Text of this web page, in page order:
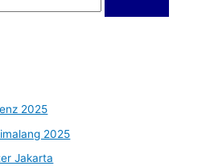
2025
2025
Jakarta